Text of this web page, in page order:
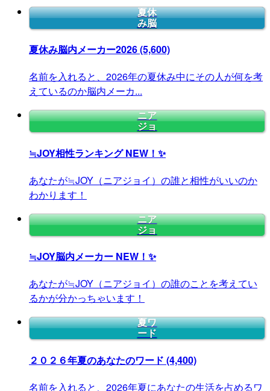
夏休
み脳
夏休み脳内メーカー2026(5,600)
名前を入れると、2026年の夏休み中にその人が何を考
えているのか脳内メーカ...
ニア
ジョ
≒JOY相性ランキングNEW！✨
あなたが≒JOY（ニアジョイ）の誰と相性がいいのか
わかります！
ニア
ジョ
≒JOY脳内メーカー NEW！✨
あなたが≒JOY（ニアジョイ）の誰のことを考えてい
るかが分かっちゃいます！
夏ワ
ード
２０２６年夏のあなたのワード (4,400)
名前を入れると、2026年夏にあなたの生活を占めるワ